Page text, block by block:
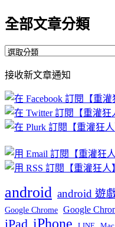
全部文章分類
全
文
章
分
類
接收新文章通知
android android 遊
Google Chrome Google
iPad iPhone